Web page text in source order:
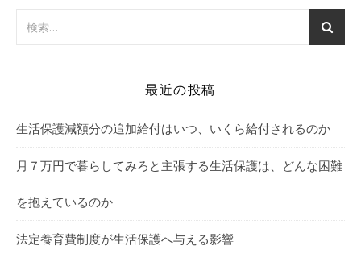
最近の投稿
生活保護減額分の追加給付はいつ、いくら給付されるのか
月７万円で暮らしてみろと主張する生活保護は、どんな困難
を抱えているのか
法定養育費制度が生活保護へ与える影響